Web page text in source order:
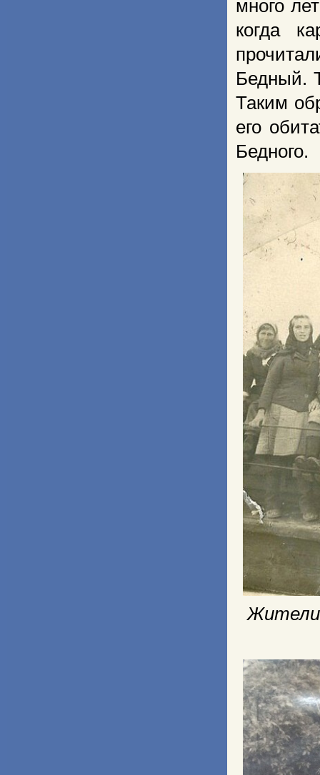
много
когда
Бедный.
Таким
его
Бедного.
Жители